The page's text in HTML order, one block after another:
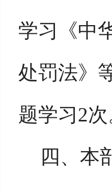
学习《中
处罚法》
题学习2次
四、本